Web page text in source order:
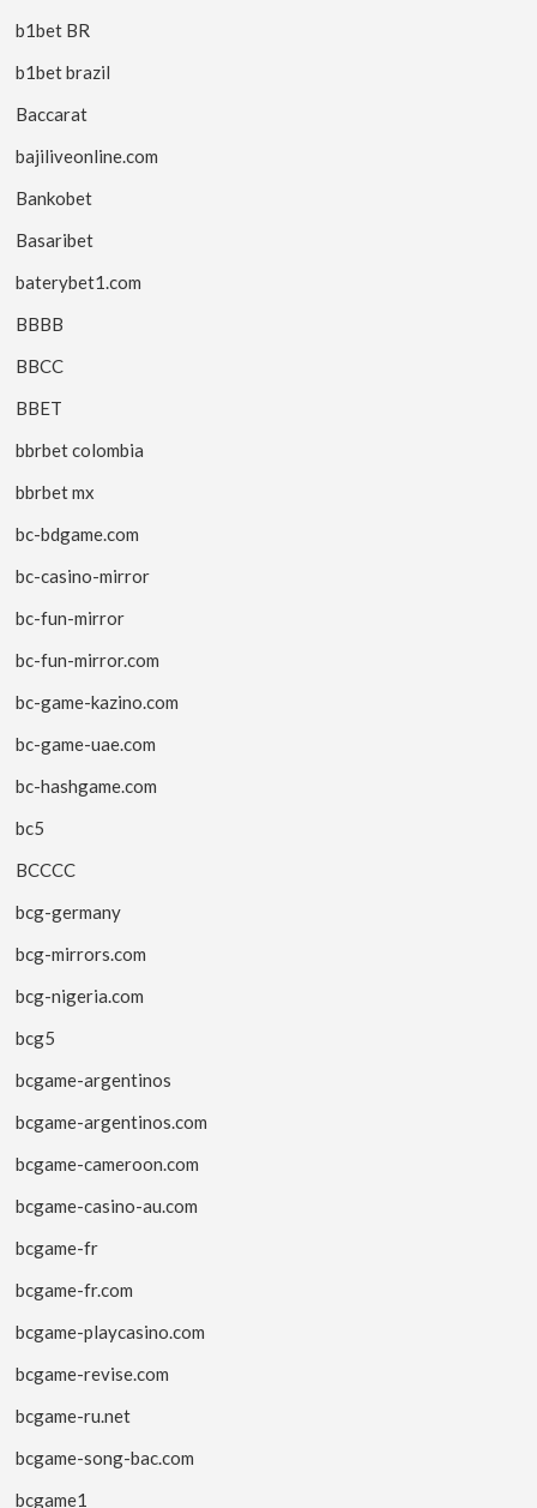
b1bet BR
b1bet brazil
Baccarat
bajiliveonline.com
Bankobet
Basaribet
baterybet1.com
BBBB
BBCC
BBET
bbrbet colombia
bbrbet mx
bc-bdgame.com
bc-casino-mirror
bc-fun-mirror
bc-fun-mirror.com
bc-game-kazino.com
bc-game-uae.com
bc-hashgame.com
bc5
BCCCC
bcg-germany
bcg-mirrors.com
bcg-nigeria.com
bcg5
bcgame-argentinos
bcgame-argentinos.com
bcgame-cameroon.com
bcgame-casino-au.com
bcgame-fr
bcgame-fr.com
bcgame-playcasino.com
bcgame-revise.com
bcgame-ru.net
bcgame-song-bac.com
bcgame1